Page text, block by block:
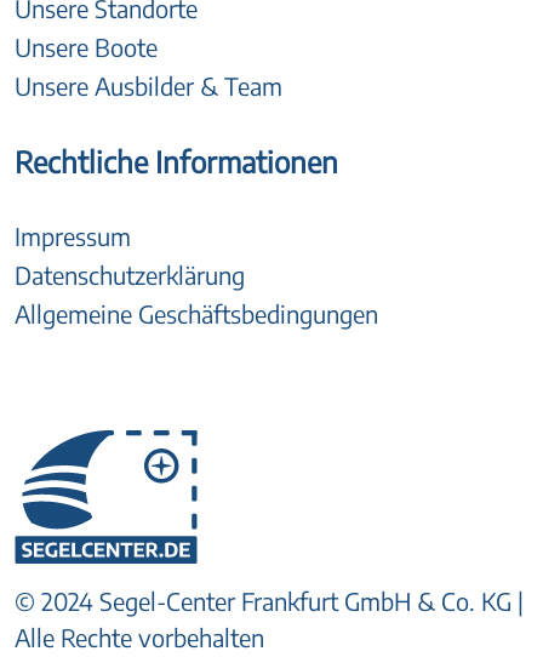
Unsere Standorte
Unsere Boote
Unsere Ausbilder & Team
Rechtliche Informationen
Impressum
Datenschutzerklärung
Allgemeine Geschäftsbedingungen
© 2024 Segel-Center Frankfurt GmbH & Co. KG |
Alle Rechte vorbehalten